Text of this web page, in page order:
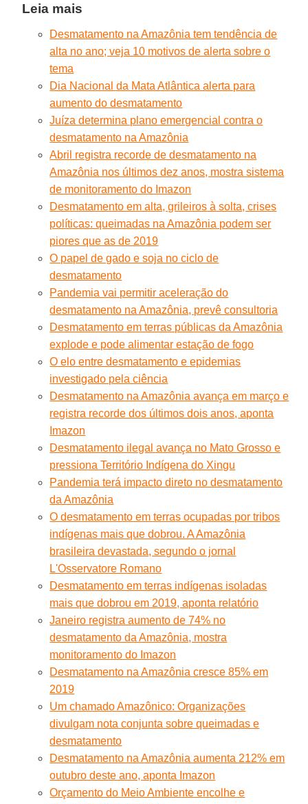
Leia mais
Desmatamento na Amazônia tem tendência de
alta no ano; veja 10 motivos de alerta sobre o
tema
Dia Nacional da Mata Atlântica alerta para
aumento do desmatamento
Juíza determina plano emergencial contra o
desmatamento na Amazônia
Abril registra recorde de desmatamento na
Amazônia nos últimos dez anos, mostra sistema
de monitoramento do Imazon
Desmatamento em alta, grileiros à solta, crises
políticas: queimadas na Amazônia podem ser
piores que as de 2019
O papel de gado e soja no ciclo de
desmatamento
Pandemia vai permitir aceleração do
desmatamento na Amazônia, prevê consultoria
Desmatamento em terras públicas da Amazônia
explode e pode alimentar estação de fogo
O elo entre desmatamento e epidemias
investigado pela ciência
Desmatamento na Amazônia avança em março e
registra recorde dos últimos dois anos, aponta
Imazon
Desmatamento ilegal avança no Mato Grosso e
pressiona Território Indígena do Xingu
Pandemia terá impacto direto no desmatamento
da Amazônia
O desmatamento em terras ocupadas por tribos
indígenas mais que dobrou. A Amazônia
brasileira devastada, segundo o jornal
L'Osservatore Romano
Desmatamento em terras indígenas isoladas
mais que dobrou em 2019, aponta relatório
Janeiro registra aumento de 74% no
desmatamento da Amazônia, mostra
monitoramento do Imazon
Desmatamento na Amazônia cresce 85% em
2019
Um chamado Amazônico: Organizações
divulgam nota conjunta sobre queimadas e
desmatamento
Desmatamento na Amazônia aumenta 212% em
outubro deste ano, aponta Imazon
Orçamento do Meio Ambiente encolhe e